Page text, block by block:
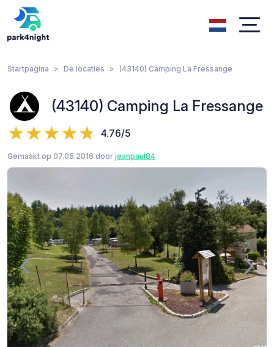
Startpagina De locaties (43140) Camping La Fressange
(43140) Camping La Fressange
4.76/5
Gemaakt op 07.05.2016 door jeanpaul84